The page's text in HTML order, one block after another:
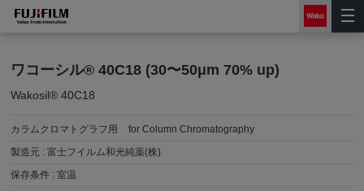
ワコーシル® 40C18 (30〜50μm 70% up)
Wakosil® 40C18
カラムクロマトグラフ用
for Column Chromatography
製造元 :富士フイルム和光純薬(株)
保存条件 :室温